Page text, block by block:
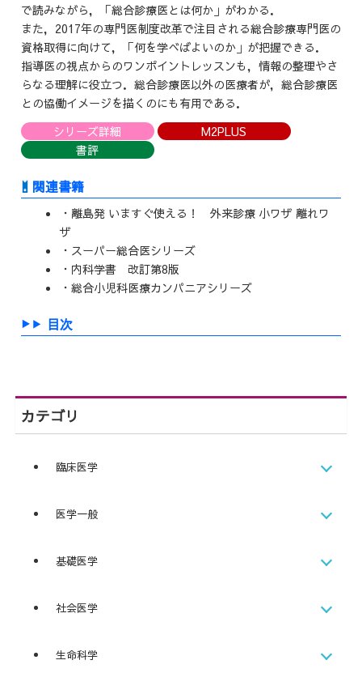
で読みながら，「総合診療医とは何か」がわかる．
また，2017年の専門医制度改革で注目される総合診療専門医の
資格取得に向けて，「何を学べばよいのか」が把握できる．
指導医の視点からのワンポイントレッスンも，情報の整理やさ
らなる理解に役立つ．総合診療医以外の医療者が，総合診療医
との協働イメージを描くのにも有用である．
シリーズ詳細
M2PLUS
書評
関連書籍
・離島発 いますぐ使える！ 外来診療 小ワザ 離れワ
ザ
・スーパー総合医シリーズ
・内科学書 改訂第8版
・総合小児科医療カンパニアシリーズ
目次
カテゴリ
臨床医学
医学一般
基礎医学
社会医学
生命科学